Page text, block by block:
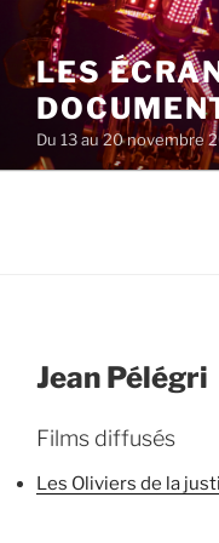
au
contenu
principal
LES
Du 13 au 20 novembre
Jean Pélégri
Films diffusés
Les Oliviers de la